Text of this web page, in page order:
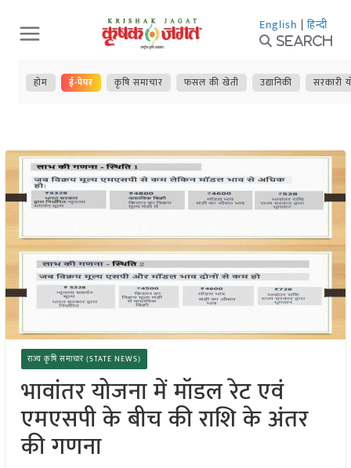
Skip
to
content
English | हिन्दी
Search
होम ई-पेपर कृषि समाचार फसल की खेती उद्यानिकी सरकारी
राज्य कृषि समाचार (STATE NEWS)
भावांतर योजना में मॉडल रेट एवं
एमएसपी के बीच की राशि के अंतर
की गणना